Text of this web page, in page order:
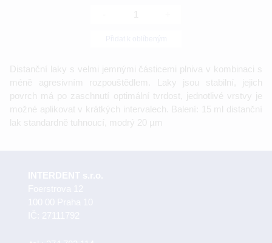
Distanční laky s velmi jemnými částicemi plniva v kombinaci s
méně agresivním rozpouštědlem. Laky jsou stabilní, jejich
povrch má po zaschnutí optimální tvrdost, jednotlivé vrstvy je
možné aplikovat v krátkých intervalech. Balení: 15 ml distanční
lak standardně tuhnoucí, modrý 20 µm